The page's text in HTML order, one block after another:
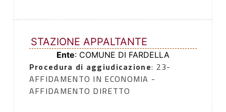
STAZIONE APPALTANTE
Ente: COMUNE DI FARDELLA
Procedura di aggiudicazione: 23-
AFFIDAMENTO IN ECONOMIA -
AFFIDAMENTO DIRETTO